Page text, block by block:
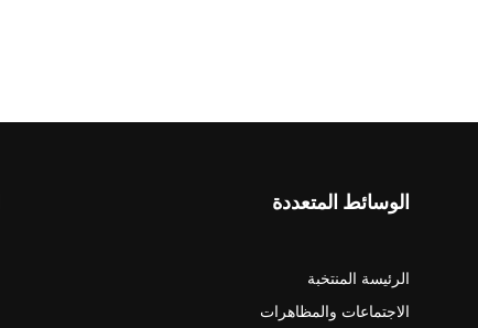
الوسائط المتعددة
الرئيسة المنتخبة
الاجتماعات والمظاهرات